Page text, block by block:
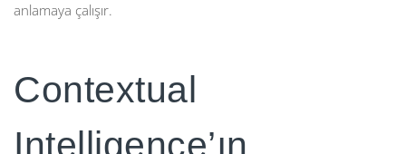
anlamaya çalışır.
Contextual
Intelligence’ın